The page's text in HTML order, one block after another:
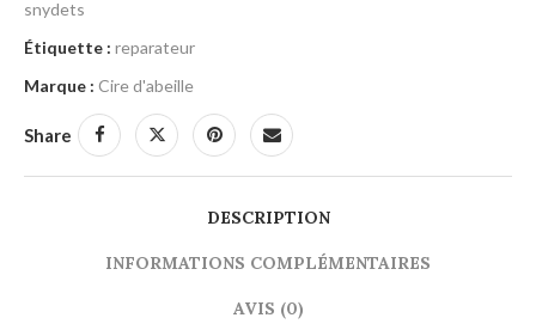
snydets
Étiquette : reparateur
Marque : Cire d'abeille
Share
DESCRIPTION
INFORMATIONS COMPLÉMENTAIRES
AVIS (0)